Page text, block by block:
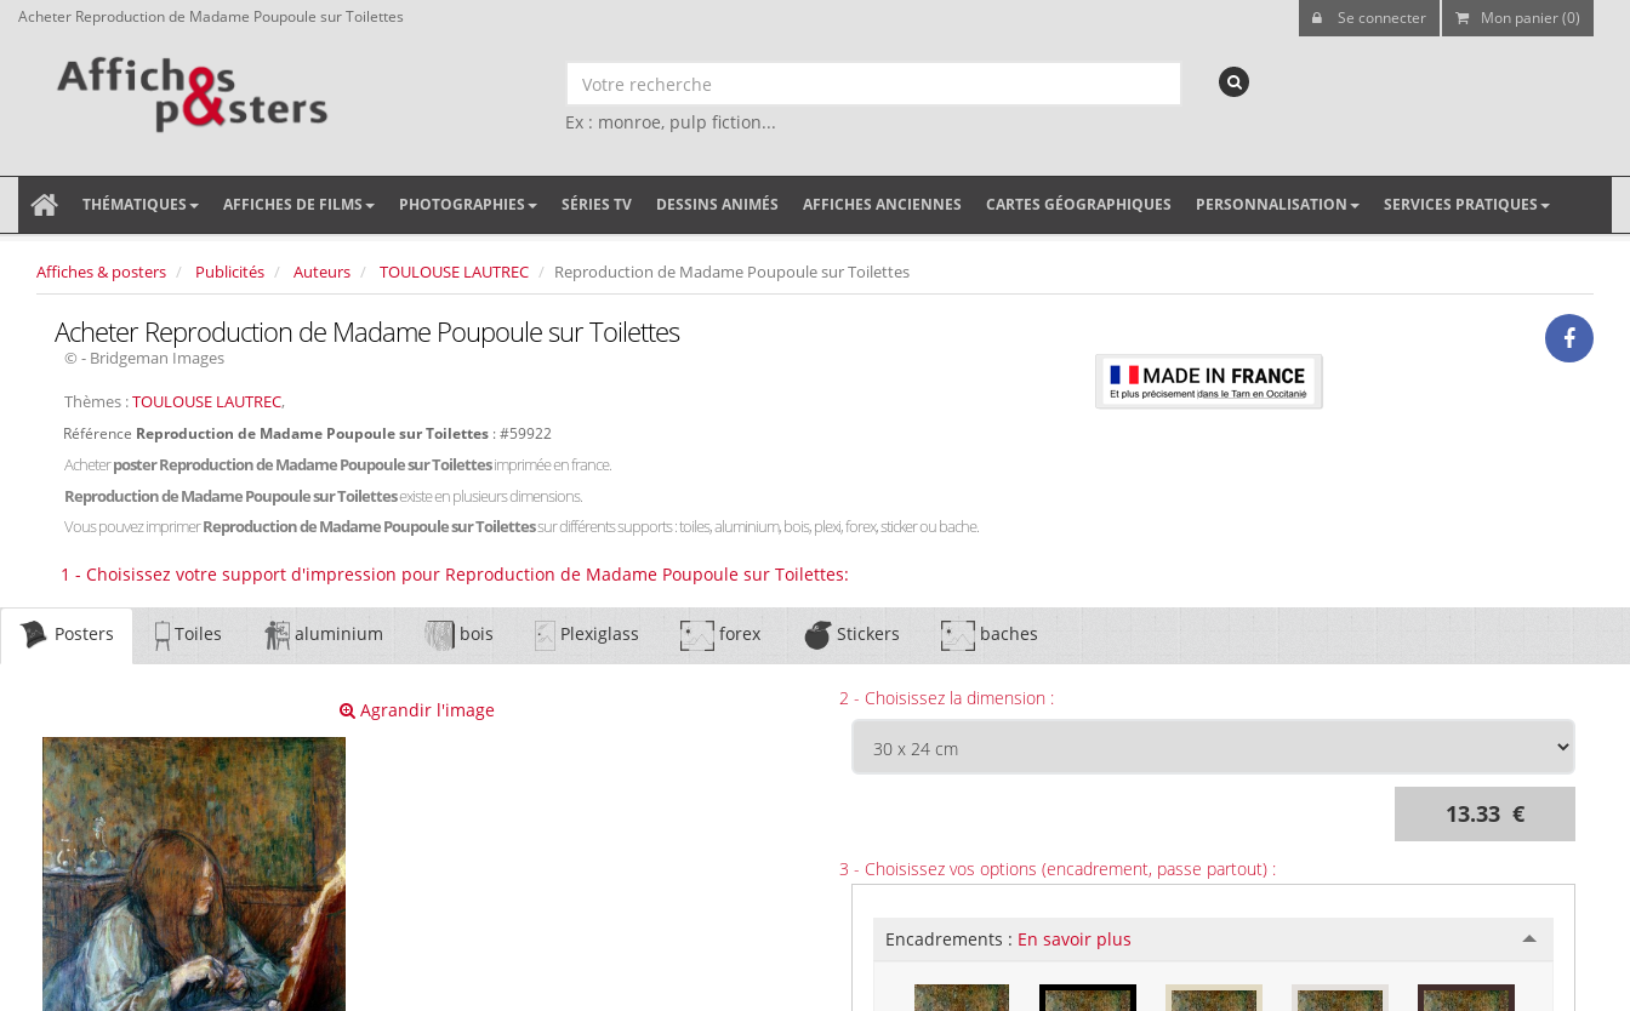
Acheter Reproduction de Madame Poupoule sur Toilettes Se connecter Mon panier (0)
Ex : monroe, pulp fiction...
THÉMATIQUES AFFICHES DE FILMS PHOTOGRAPHIES SÉRIES TV DESSINS ANIMÉS AFFICHES ANCIENNES CARTES GÉOGRAPHIQUES PERSONNALISATION SERVICES PRATIQUES
Affiches & posters Publicités Auteurs TOULOUSE LAUTREC Reproduction de Madame Poupoule sur Toilettes
Acheter Reproduction de Madame Poupoule sur Toilettes
© - Bridgeman Images
Thèmes :TOULOUSE LAUTREC,
Référence Reproduction de Madame Poupoule sur Toilettes : #59922
Acheterposter Reproduction de Madame Poupoule sur Toilettesimprimée en france.
Reproduction de Madame Poupoule sur Toilettesexiste en plusieurs dimensions.
Vous pouvez imprimerReproduction de Madame Poupoule sur Toilettessur différents supports : toiles, aluminium, bois, plexi, forex, sticker ou bache.
1 - Choisissez votre support d'impression pour Reproduction de Madame Poupoule sur Toilettes:
Posters Toiles aluminium bois Plexiglass forex Stickers baches
Agrandir l'image
2 - Choisissez la dimension :
13.33 €
3 - Choisissez vos options (encadrement, passe partout) :
Encadrements : En savoir plus